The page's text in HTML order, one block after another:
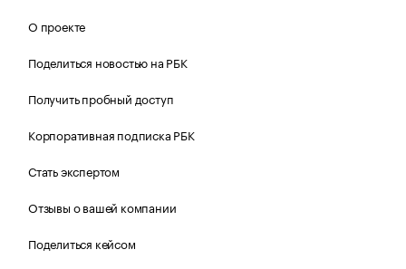
О проекте
Поделиться новостью на РБК
Получить пробный доступ
Корпоративная подписка РБК
Стать экспертом
Отзывы о вашей компании
Поделиться кейсом